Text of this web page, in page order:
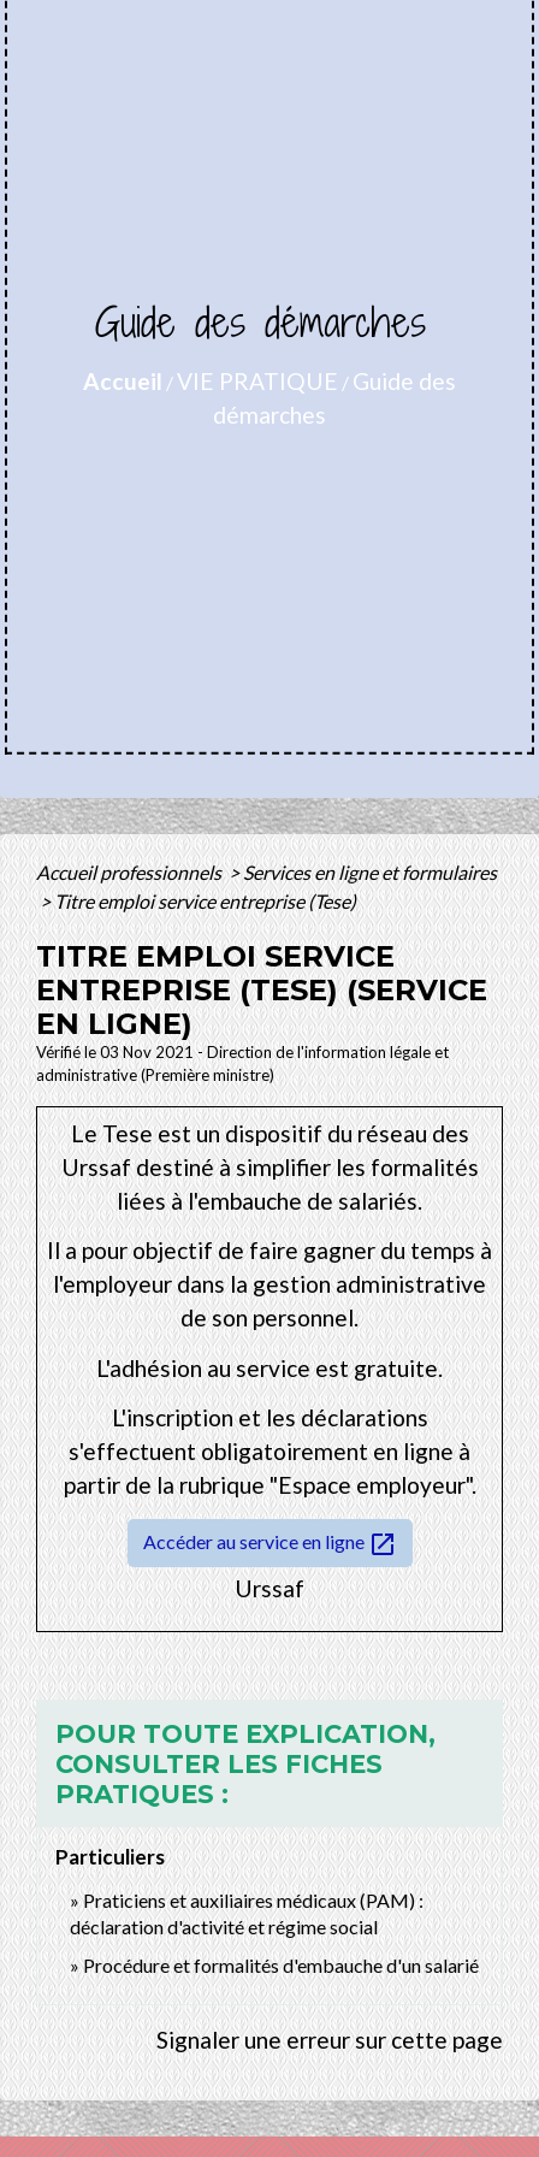
Guide des démarches
Accueil /VIE PRATIQUE / Guide des
démarches
Accueil professionnels>Services en ligne et formulaires
>Titre emploi service entreprise (Tese)
TITRE EMPLOI SERVICE
ENTREPRISE (TESE) (SERVICE
EN LIGNE)
Vérifié le 03 Nov 2021 - Direction de l'information légale et
administrative (Première ministre)
Le Tese est un dispositif du réseau des
Urssaf destiné à simplifier les formalités
liées à l'embauche de salariés.
Il a pour objectif de faire gagner du temps à
l'employeur dans la gestion administrative
de son personnel.
L'adhésion au service est gratuite.
L'inscription et les déclarations
s'effectuent obligatoirement en ligne à
partir de la rubrique "Espace employeur".
Accéder au service en ligne open_in_new
Urssaf
POUR TOUTE EXPLICATION,
CONSULTER LES FICHES
PRATIQUES :
Particuliers
Praticiens et auxiliaires médicaux (PAM) :
déclaration d'activité et régime social
Procédure et formalités d'embauche d'un salarié
Signaler une erreur sur cette page